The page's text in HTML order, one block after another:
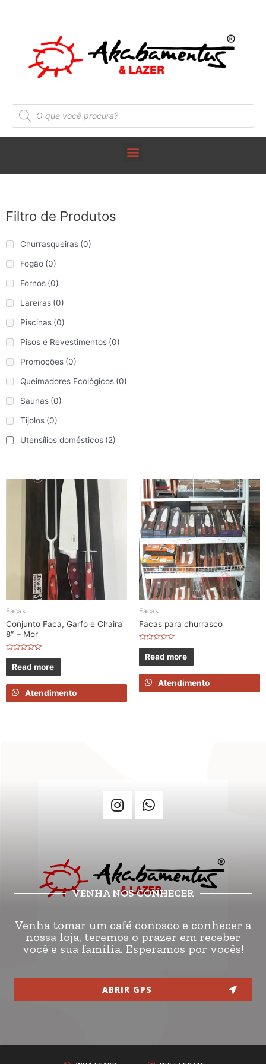
Filtro de Produtos
Churrasqueiras (0)
Fogão (0)
Fornos (0)
Lareiras (0)
Piscinas (0)
Pisos e Revestimentos (0)
Promoções (0)
Queimadores Ecológicos (0)
Saunas (0)
Tijolos (0)
Utensílios domésticos (2)
Facas
Conjunto Faca, Garfo e Chaira
8″ – Mor
Rated
out
of
5
Read more
Atendimento
Facas
Facas para churrasco
Rated
out
of
5
Read more
Atendimento
VENHA NOS CONHECER
Venha tomar um café conosco e conhecer a
nossa loja, teremos o prazer em receber
você e sua família. Esperamos por vocês!
ABRIR GPS